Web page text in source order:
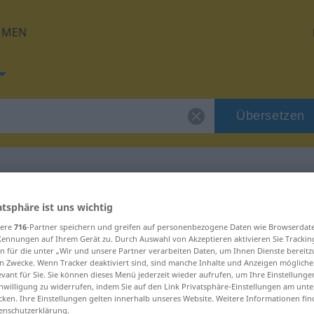
Übersetzen
für "ausbaden"
ist uns wichtig
716-Partner speichern und greifen auf personenbezogene Daten wie
auf Ihrem Gerät zu. Durch Auswahl von Akzeptieren aktivieren Sie
für die unter „Wir und unsere Partner verarbeiten Daten, um Ihnen Dienste
Zwecke. Wenn Tracker deaktiviert sind, sind manche Inhalte und Anzeigen
für Sie. Sie können dieses Menü jederzeit wieder aufrufen, um Ihre
zu widerrufen, indem Sie auf den Link Privatsphäre-Einstellungen am
Ihre Einstellungen gelten innerhalb unseres Website. Weitere Informationen